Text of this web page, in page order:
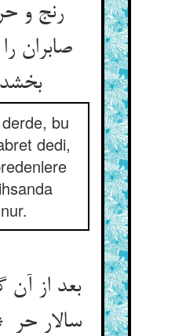
رنج و
صابران
بخشد عوض
bu
dedi,
بعد از
سالار